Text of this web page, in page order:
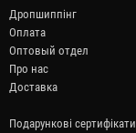
Дропшиппінг
Оплата
Оптовый отдел
Про нас
Доставка
Подарункові сертифікати